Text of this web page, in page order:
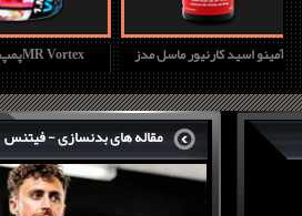
پمپ جدید 1MR Vortex آمینو اسید کارنیور ماسل مدز
مقاله های بدنسازی - فیتنس